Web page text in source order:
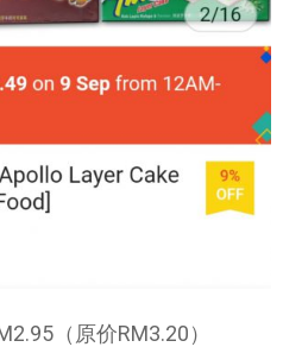
（原价RM3.20）